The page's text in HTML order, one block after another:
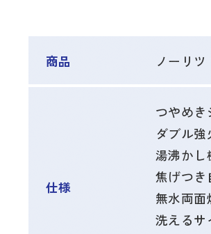
商品 ノーリツ
仕様
つやめ
ダブル
湯沸かし
焦げつき
無水両面
洗えるサ